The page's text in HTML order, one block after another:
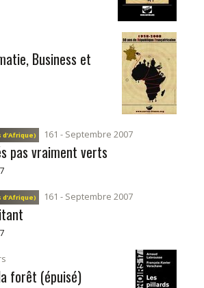
Business et
161 - Septembre 2007
pas vraiment verts
161 - Septembre 2007
forêt (épuisé)